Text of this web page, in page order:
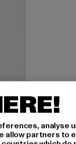
EUR
analyse
allow partners to